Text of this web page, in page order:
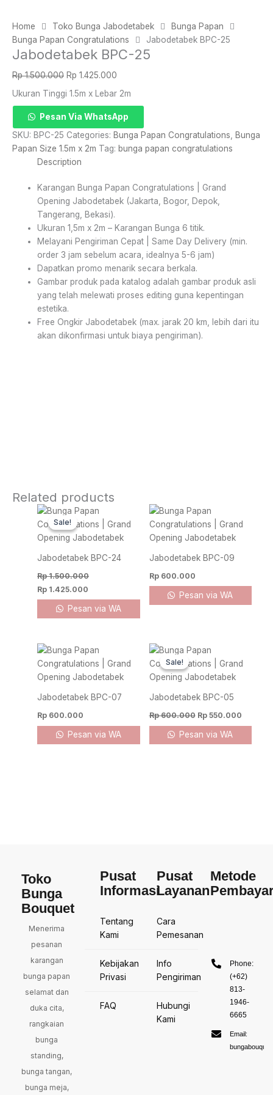
Home Toko Bunga Jabodetabek
Bunga Papan
Bunga Papan Congratulations
Jabodetabek BPC-25
Jabodetabek BPC-25
Rp1.500.000 Original
was:
Rp 1.500.000.
Rp 1.425.000
is:
Ukuran Tinggi 1.5m x Lebar 2m
Jabodetabek
BPC-
25
quantity
Pesan Via WhatsApp
SKU: BPC-25 Categories: Bunga Papan Congratulations
Bunga
Papan Size 1.5m x 2m Tag: bunga papan congratulations
Description
Karangan Bunga Papan Congratulations | Grand
Opening Jabodetabek (Jakarta, Bogor, Depok,
Tangerang, Bekasi).
Ukuran 1,5m x 2m – Karangan Bunga 6 titik.
Melayani Pengiriman Cepat | Same Day Delivery (min.
order 3 jam sebelum acara, idealnya 5-6 jam)
Dapatkan promo menarik secara berkala.
Gambar produk pada katalog adalah gambar produk asli
yang telah melewati proses editing guna kepentingan
estetika.
Free Ongkir Jabodetabek (max. jarak 20 km, lebih dari itu
akan dikonfirmasi untuk biaya pengiriman).
Related products
Sale!
Sale!
Jabodetabek BPC-24
Rp1.500.000
Original
price
was:
Rp 1.500.000.
Rp 1.425.000
Current
price
is:
Rp 1.425.000.
Pesan via WA
Jabodetabek BPC-09
Rp600.000
Pesan via WA
Jabodetabek BPC-07
Rp 600.000
Pesan via WA
Sale!
Sale!
Jabodetabek BPC-05
Rp600.000
Original
price
was:
Rp 600.000.
Rp550.000
is:
Pesan via WA
Toko
Bunga
Bouquet
Menerima
pesanan
karangan
bunga papan
selamat dan
duka cita,
rangkaian
bunga
standing,
bunga tangan,
bunga meja,
Pusat
Informasi
Tentang
Kami
Kebijakan
Privasi
FAQ
Pusat
Layanan
Cara
Pemesanan
Info
Pengiriman
Hubungi
Kami
Metode
Phone:
(+62)
813-
1946-
6665
Email: